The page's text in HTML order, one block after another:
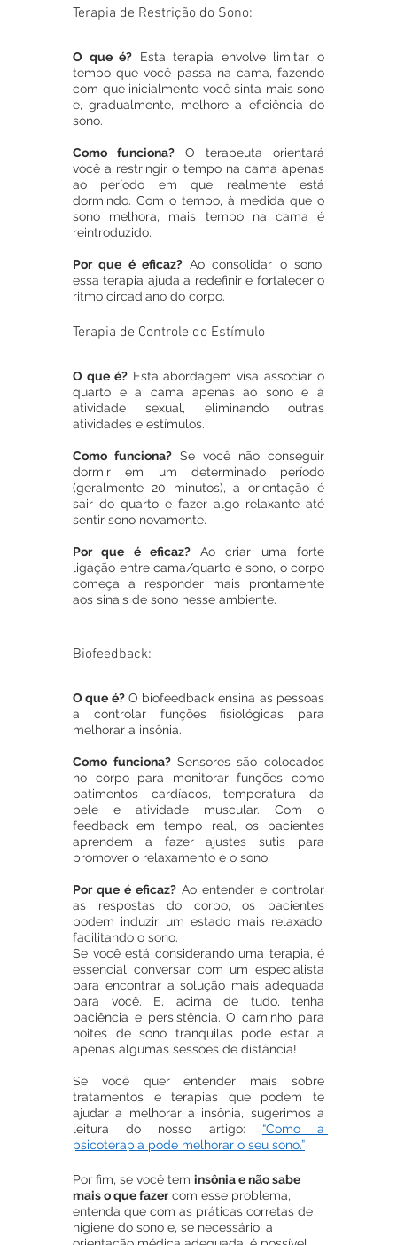
Terapia de Restrição do Sono:
O que é? Esta terapia envolve limitar o
tempo que você passa na cama, fazendo
com que inicialmente você sinta mais sono
e, gradualmente, melhore a eficiência do
sono.
Como funciona? O terapeuta orientará
você a restringir o tempo na cama apenas
ao período em que realmente está
dormindo. Com o tempo, à medida que o
sono melhora, mais tempo na cama é
reintroduzido.
Por que é eficaz? Ao consolidar o sono,
essa terapia ajuda a redefinir e fortalecer o
ritmo circadiano do corpo.
Terapia de Controle do Estímulo
O que é? Esta abordagem visa associar o
quarto e a cama apenas ao sono e à
atividade sexual, eliminando outras
atividades e estímulos.
Como funciona? Se você não conseguir
dormir em um determinado período
(geralmente 20 minutos), a orientação é
sair do quarto e fazer algo relaxante até
sentir sono novamente.
Por que é eficaz? Ao criar uma forte
ligação entre cama/quarto e sono, o corpo
começa a responder mais prontamente
aos sinais de sono nesse ambiente.
Biofeedback:
O que é? O biofeedback ensina as pessoas
a controlar funções fisiológicas para
melhorar a insônia.
Como funciona? Sensores são colocados
no corpo para monitorar funções como
batimentos cardíacos, temperatura da
pele e atividade muscular. Com o
feedback em tempo real, os pacientes
aprendem a fazer ajustes sutis para
promover o relaxamento e o sono.
Por que é eficaz? Ao entender e controlar
as respostas do corpo, os pacientes
podem induzir um estado mais relaxado,
facilitando o sono.
Se você está considerando uma terapia, é
essencial conversar com um especialista
para encontrar a solução mais adequada
para você. E, acima de tudo, tenha
paciência e persistência. O caminho para
noites de sono tranquilas pode estar a
apenas algumas sessões de distância!
Se você quer entender mais sobre
tratamentos e terapias que podem te
ajudar a melhorar a insônia, sugerimos a
leitura do nosso artigo: “Como a
psicoterapia pode melhorar o seu sono.”
Por fim, se você tem insônia e não sabe
mais o que fazer com esse problema,
entenda que com as práticas corretas de
higiene do sono e, se necessário, a